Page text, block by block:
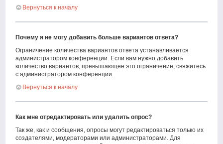
Вернуться к началу
Почему я не могу добавить больше вариантов ответа?
Ограничение количества вариантов ответа устанавливается
администратором конференции. Если вам нужно добавить
количество вариантов, превышающее это ограничение, свяжитесь
с администратором конференции.
Вернуться к началу
Как мне отредактировать или удалить опрос?
Так же, как и сообщения, опросы могут редактироваться только их
создателями, модераторами или администраторами. Для